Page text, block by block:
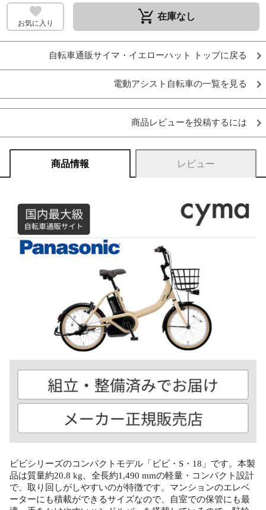
お気に入り remove_shopping_cart 在庫なし
自転車通販サイマ・イエローハット トップに戻る
電動アシスト自転車の一覧を見る
商品レビューを投稿するには
商品情報 レビュー
ビビシリーズのコンパクトモデル「ビビ・S・18」です。本製
品は質量約20.8 kg、全長約1,490 mmの軽量・コンパクト設計
で、取り回しがしやすいのが特徴です。マンションのエレベ
ーターにも積載ができるサイズなので、自室での保管にも最